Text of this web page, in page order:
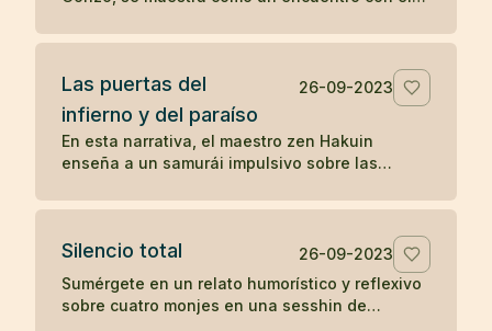
colérico barquero, ilustrando el poder del buen
positivo en otros.
Las puertas del
infierno y del paraíso
26-09-2023
En esta narrativa, el maestro zen Hakuin
enseña a un samurái impulsivo sobre las
cómo nuestras reacciones y estados mentales
tormento.
Silencio total
26-09-2023
Sumérgete en un relato humorístico y reflexivo
sobre cuatro monjes en una sesshin de